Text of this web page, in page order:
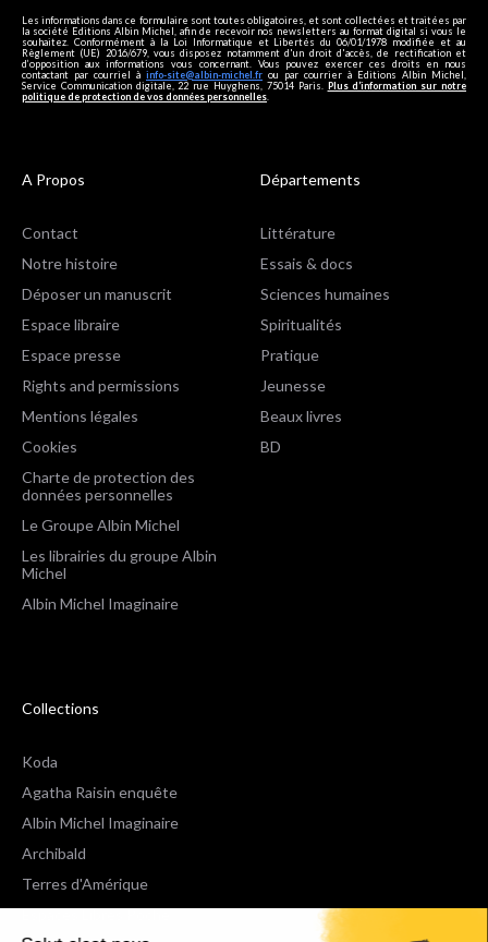
Les informations dans ce formulaire sont toutes obligatoires, et sont collectées et traitées par
la société Editions Albin Michel, afin de recevoir nos newsletters au format digital si vous le
souhaitez. Conformément à la Loi Informatique et Libertés du 06/01/1978 modifiée et au
Règlement (UE) 2016/679, vous disposez notamment d'un droit d'accès, de rectification et
d’opposition aux informations vous concernant. Vous pouvez exercer ces droits en nous
contactant par courriel à info-site@albin-michel.fr ou par courrier à Editions Albin Michel,
Service Communication digitale, 22 rue Huyghens, 75014 Paris. Plus d’information sur notre
politique de protection de vos données personnelles
A Propos
Contact
Notre histoire
Déposer un manuscrit
Espace libraire
Espace presse
Rights and permissions
Mentions légales
Cookies
Charte de protection des
données personnelles
Le Groupe Albin Michel
Les librairies du groupe Albin
Michel
Albin Michel Imaginaire
Départements
Littérature
Essais & docs
Sciences humaines
Spiritualités
Pratique
Jeunesse
Beaux livres
BD
Collections
Koda
Agatha Raisin enquête
Albin Michel Imaginaire
Archibald
Terres d'Amérique
Espaces Libres Poche